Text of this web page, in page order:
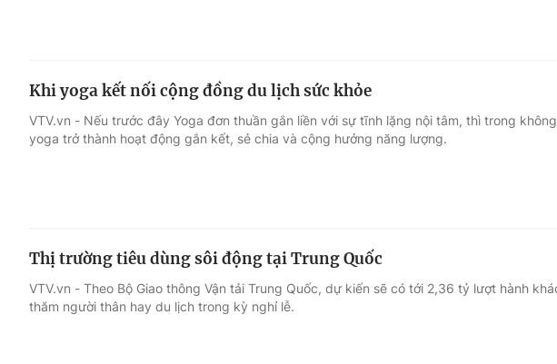
Khi yoga kết nối cộng đồng du lịch sức khỏe
VTV.vn - Nếu trước đây Yoga đơn thuần gắn liền với sự tĩnh lặng nội tâm, thì trong
yoga trở thành hoạt động gắn kết, sẻ chia và cộng hưởng năng lượng.
Thị trường tiêu dùng sôi động tại Trung Quốc
VTV.vn - Theo Bộ Giao thông Vận tải Trung Quốc, dự kiến sẽ có tới 2,36 tỷ lượt hành
thăm người thân hay du lịch trong kỳ nghỉ lễ.